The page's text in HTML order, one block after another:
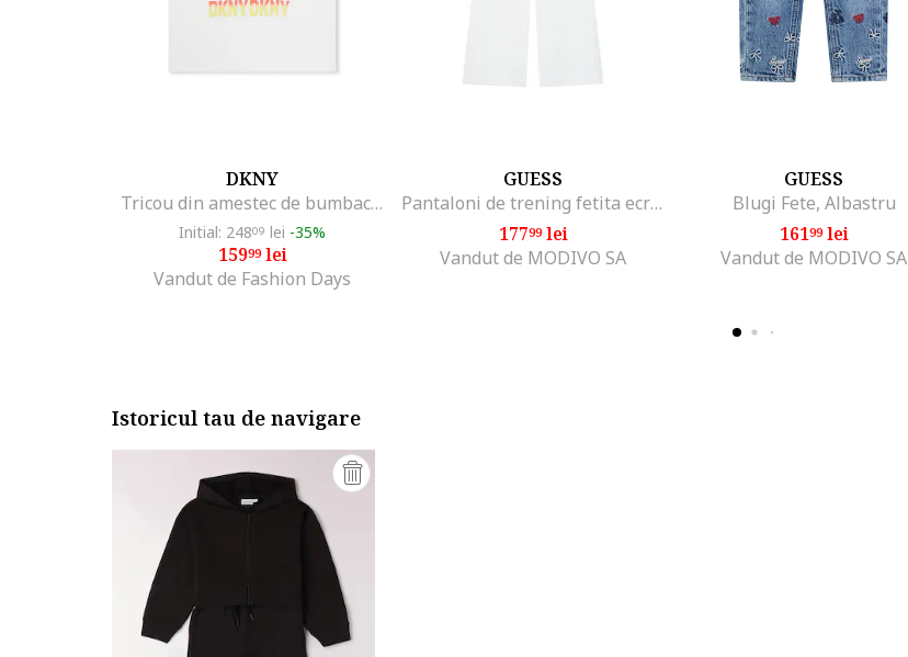
DKNY
Tricou din amestec de bumbac cu imprimeu logo, Alb
Initial: 24809 lei -35%
15999lei
Vandut de Fashion Days
GUESS
Pantaloni de trening fetita ecru,
17799lei
Vandut de MODIVO SA
GUESS
Blugi Fete, Albastru
16199lei
Vandut de MODIVO SA
Istoricul tau de navigare